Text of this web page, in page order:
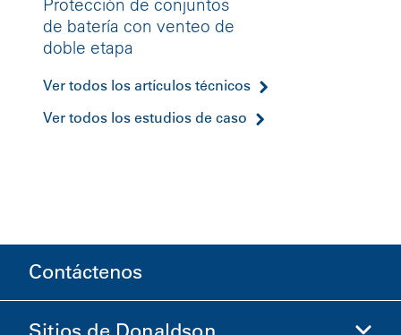
Protección de conjuntos
de batería con venteo de
doble etapa
Ver todos los artículos técnicos
Ver todos los estudios de caso
Contáctenos